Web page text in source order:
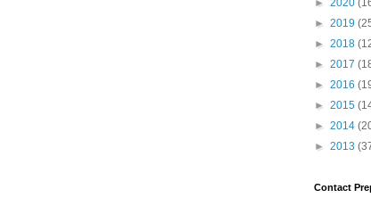
► 2020
► 2019
► 2018
► 2017
► 2016
► 2015
► 2014
► 2013
Contact